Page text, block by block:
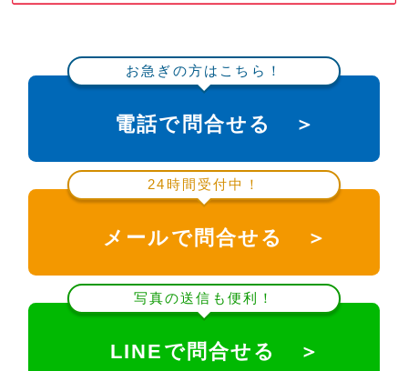
お急ぎの方はこちら！
電話で問合せる ＞
24時間受付中！
メールで問合せる ＞
写真の送信も便利！
LINEで問合せる ＞